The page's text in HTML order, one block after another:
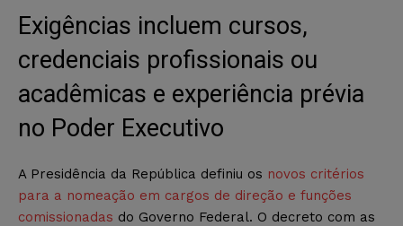
Exigências incluem cursos,
credenciais profissionais ou
acadêmicas e experiência prévia
no Poder Executivo
A Presidência da República definiu os novos critérios
para a nomeação em cargos de direção e funções
comissionadas do Governo Federal. O decreto com as